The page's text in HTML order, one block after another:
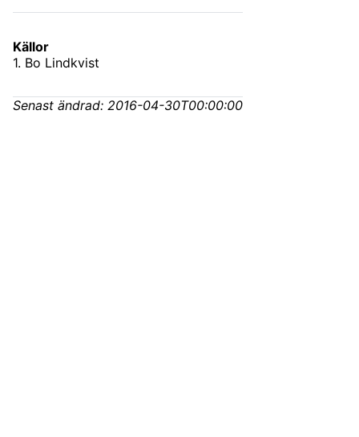
Källor
1. Bo Lindkvist
Senast ändrad: 2016-04-30T00:00:00